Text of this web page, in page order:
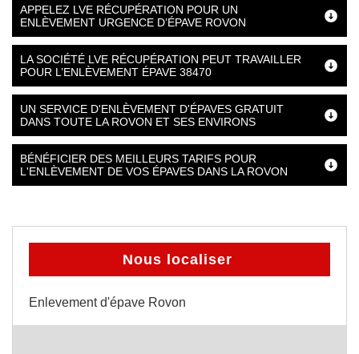
APPELEZ LVE RÉCUPÉRATION POUR UN
ENLÈVEMENT URGENCE D’ÉPAVE ROVON
LA SOCIÉTÉ LVE RÉCUPÉRATION PEUT TRAVAILLER
POUR L’ENLÈVEMENT ÉPAVE 38470
UN SERVICE D'ENLÈVEMENT D'ÉPAVES GRATUIT
DANS TOUTE LA ROVON ET SES ENVIRONS
BÉNÉFICIER DES MEILLEURS TARIFS POUR
L'ENLÈVEMENT DE VOS ÉPAVES DANS LA ROVON
Nous localiser
Enlevement d'épave Rovon